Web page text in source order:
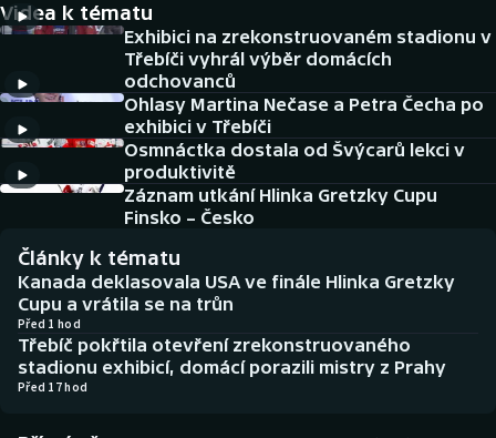
Cyklistika
DALŠÍ SPORTY
Americký fotbal
Baseball a softbal
Basketbal
Biatlon
Boby a skeleton
NEPŘEHLÉDNĚTE
Soutěže
Historické návraty
Aplikace ČT sport
AZ kvíz
Videa k tématu
Exhibici na zrekonstruovaném stadionu v
Třebíči vyhrál výběr domácích
odchovanců
Ohlasy Martina Nečase a Petra Čecha po
exhibici v Třebíči
Osmnáctka dostala od Švýcarů lekci v
produktivitě
Záznam utkání Hlinka Gretzky Cupu
Finsko – Česko
Články k tématu
Kanada deklasovala USA ve finále Hlinka Gretzky
Cupu a vrátila se na trůn
Před 1 hod
Třebíč pokřtila otevření zrekonstruovaného
stadionu exhibicí, domácí porazili mistry z Prahy
Před 17 hod